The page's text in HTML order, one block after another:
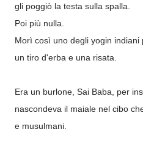
gli poggiò la testa sulla spalla.
Poi più nulla.
Morì così uno degli yogin indiani
un tiro d'erba e una risata.
Era un burlone, Sai Baba, per
nascondeva il maiale nel cibo
e musulmani.